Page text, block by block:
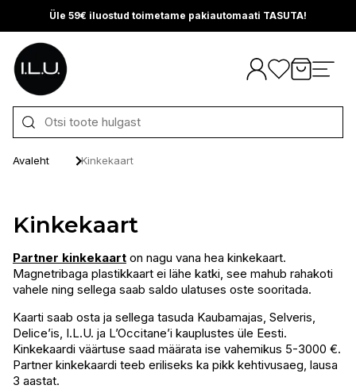
Üle 59€ iluostud toimetame pakiautomaati TASUTA!
Otse sisu juurde
Avaleht Kinkekaart
Kinkekaart
Partner kinkekaart on nagu vana hea kinkekaart.
Magnetribaga plastikkaart ei lähe katki, see mahub rahakoti
vahele ning sellega saab saldo ulatuses oste sooritada.
Kaarti saab osta ja sellega tasuda Kaubamajas, Selveris,
Delice’is, I.L.U. ja L’Occitane’i kauplustes üle Eesti.
Kinkekaardi väärtuse saad määrata ise vahemikus 5-3000 €.
Partner kinkekaardi teeb eriliseks ka pikk kehtivusaeg, lausa
3 aastat.